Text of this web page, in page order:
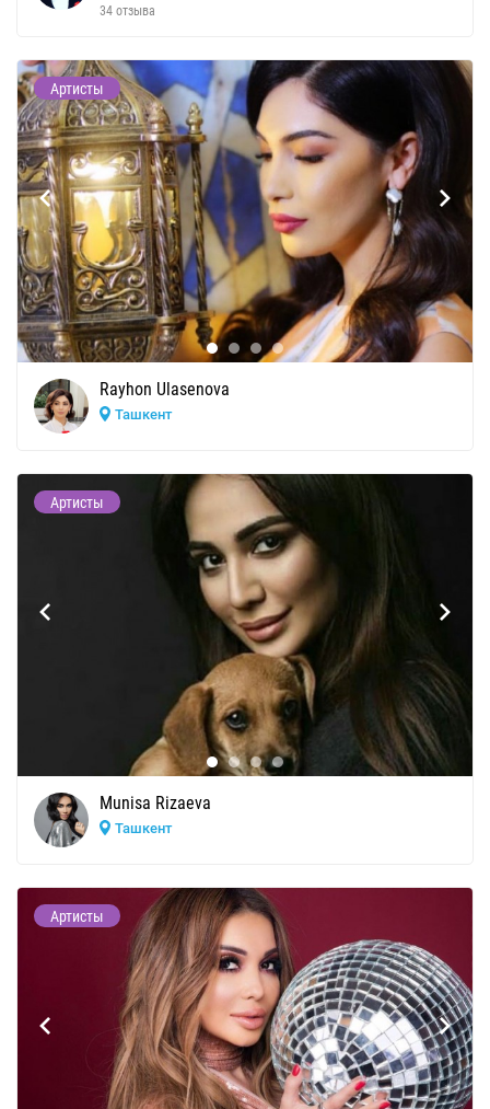
34 отзыва
Артисты
Rayhon Ulasenova
Ташкент
Артисты
Munisa Rizaeva
Ташкент
Артисты